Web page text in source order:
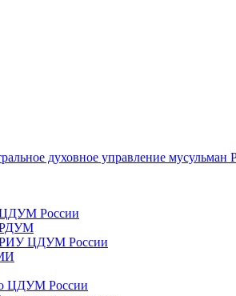
духовное управление мусульман
России
РДУМ
РИУ ЦДУМ России
ЦДУМ России